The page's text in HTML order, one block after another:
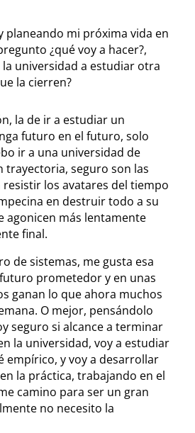
planeando mi próxima vida en
¿qué voy a hacer?,
la universidad a estudiar otra
la cierren?
la de ir a estudiar un
futuro en el futuro, solo
ir a una universidad de
trayectoria, seguro son las
los avatares del tiempo
en destruir todo a su
agonicen más lentamente
final.
de sistemas, me gusta esa
prometedor y en unas
ganan lo que ahora muchos
O mejor, pensándolo
seguro si alcance a terminar
la universidad, voy a estudiar
empírico, y voy a desarrollar
la práctica, trabajando en el
camino para ser un gran
no necesito la